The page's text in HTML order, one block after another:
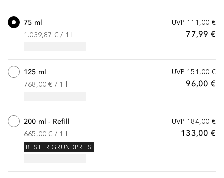
UVP 111,00 €
77,99 €
75 ml
1.039,87 € / 1
UVP 151,00 €
96,00 €
125 ml
768,00 € / 1
UVP 184,00 €
133,00 €
200 ml - Refill
665,00 € / 1
BESTER GRUNDPREIS